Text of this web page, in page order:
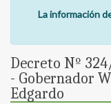
La información
Decreto Nº
- Gobernador
Edgardo